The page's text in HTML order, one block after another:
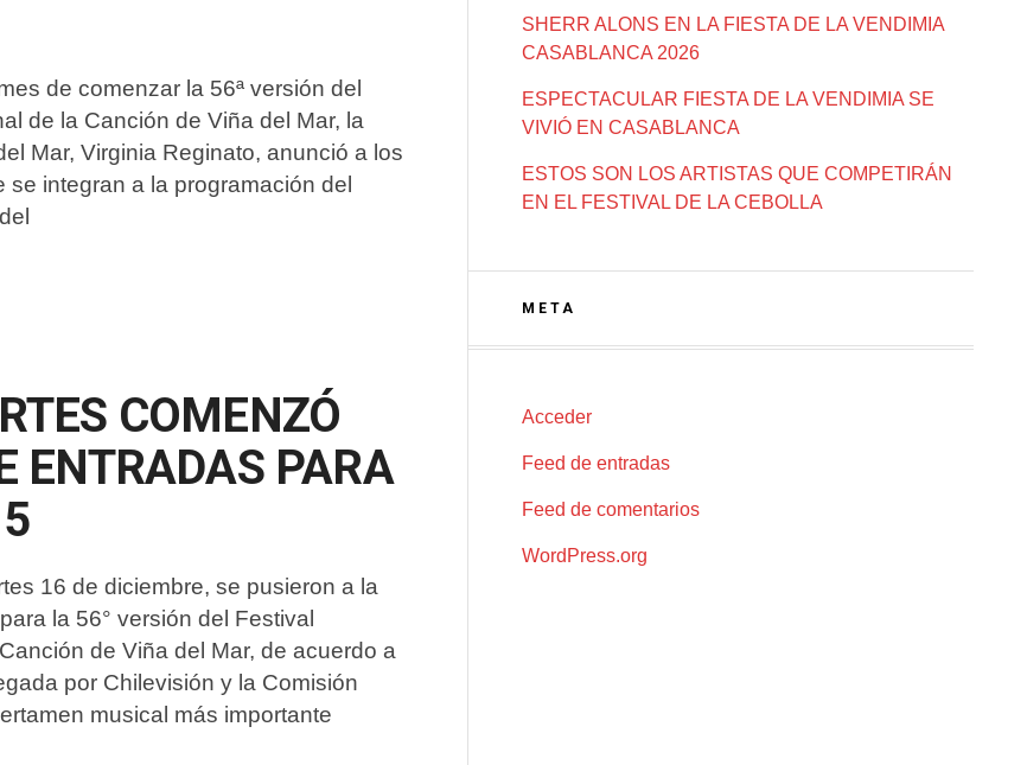
de comenzar la 56ª versión del
de la Canción de Viña del Mar, la
Mar, Virginia Reginato, anunció a los
se integran a la programación del
COMENZÓ
ENTRADAS PARA
16 de diciembre, se pusieron a la
la 56° versión del Festival
de Viña del Mar, de acuerdo a
por Chilevisión y la Comisión
musical más importante
SHERR ALONS EN LA FIESTA DE LA VENDIMIA
CASABLANCA 2026
ESPECTACULAR FIESTA DE LA VENDIMIA SE
VIVIÓ EN CASABLANCA
ESTOS SON LOS ARTISTAS QUE COMPETIRÁN
EN EL FESTIVAL DE LA CEBOLLA
META
Acceder
Feed de entradas
Feed de comentarios
WordPress.org